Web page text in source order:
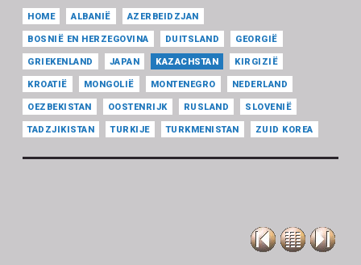
HOME ALBANIË AZERBEIDZJAN
BOSNIË EN HERZEGOVINA DUITSLAND GEORGIË
GRIEKENLAND JAPAN KAZACHSTAN KIRGIZIË
KROATIË MONGOLIË MONTENEGRO NEDERLAND
OEZBEKISTAN OOSTENRIJK RUSLAND SLOVENIË
TADZJIKISTAN TURKIJE TURKMENISTAN ZUID KOREA